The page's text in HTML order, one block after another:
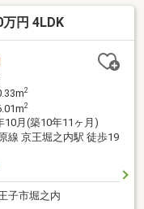
住宅地
円 4LDK
2
2
10月(築10年11ヶ月)
線 京王堀之内駅 徒歩19
子市堀之内